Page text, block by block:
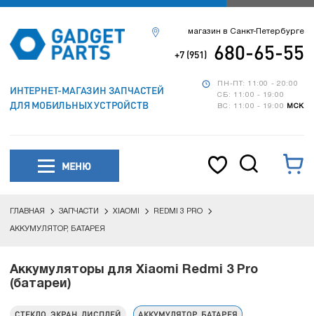
ИНТЕРНЕТ-МАГАЗИН ЗАПЧАСТЕЙ
ДЛЯ МОБИЛЬНЫХ УСТРОЙСТВ
ПН-ПТ: 11:00 - 20:00
СБ: 11:00 - 19:00
ВС: 11:00 - 19:00
МСК
магазин в Санкт-Петербурге
+7 (951) 680-65-55
МЕНЮ
ГЛАВНАЯ ЗАПЧАСТИ XIAOMI REDMI 3 PRO
АККУМУЛЯТОР, БАТАРЕЯ
Аккумуляторы для Xiaomi Redmi 3 Pro
(батареи)